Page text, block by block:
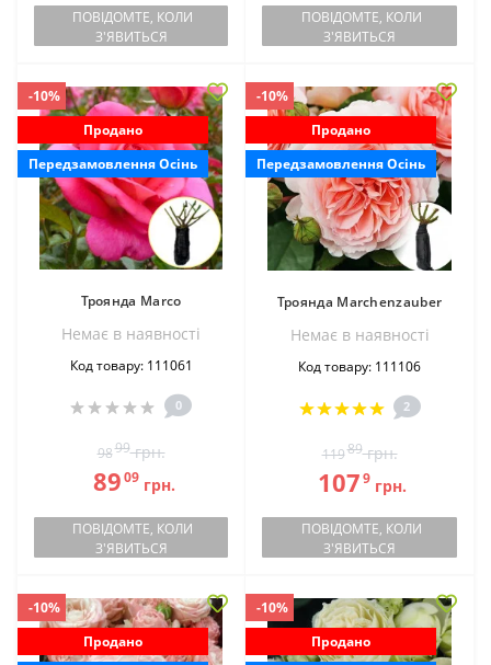
ПОВІДОМТЕ, КОЛИ
З'ЯВИТЬСЯ
ПОВІДОМТЕ, КОЛИ
З'ЯВИТЬСЯ
-10%
Продано
Передзамовлення Осінь
Троянда Marco
Немає в наявностi
Код товару: 111061
0
9899грн.
8909грн.
ПОВІДОМТЕ, КОЛИ
З'ЯВИТЬСЯ
-10%
Продано
Передзамовлення Осінь
Троянда Marchenzauber
Немає в наявностi
Код товару: 111106
2
11989грн.
1079 грн.
ПОВІДОМТЕ, КОЛИ
З'ЯВИТЬСЯ
-10%
Продано
-10%
Продано